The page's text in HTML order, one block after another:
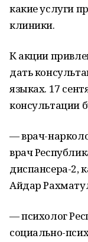
какие услуги
клиники.
К акции
дать
языках. 17
консультации
— врач-
врач
диспансера-2,
Айдар
— психолог
социально-